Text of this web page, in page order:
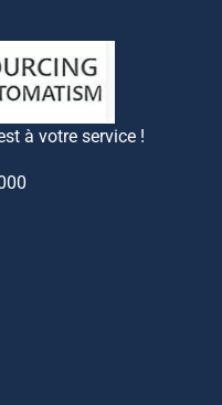
à votre service !